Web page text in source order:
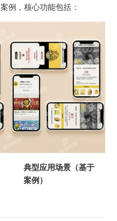
案例，核心功能包括：
典型应用场景（基于
案例）